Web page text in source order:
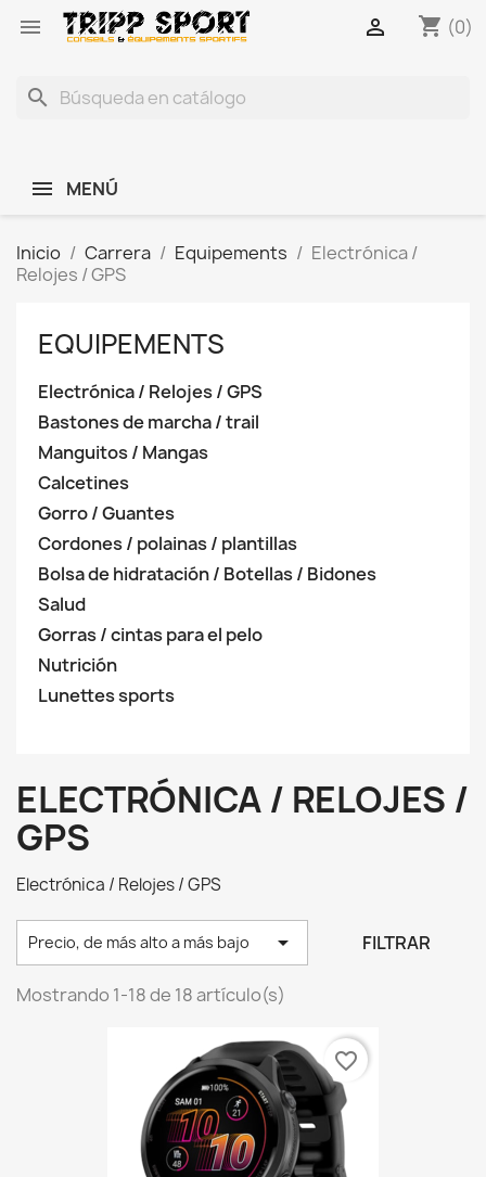
 shopping_cart (0)

search
MENÚ
Inicio Carrera Equipements
Electrónica /
Relojes / GPS
EQUIPEMENTS
Electrónica / Relojes / GPS
Bastones de marcha / trail
Manguitos / Mangas
Calcetines
Gorro / Guantes
Cordones / polainas / plantillas
Bolsa de hidratación / Botellas / Bidones
Salud
Gorras / cintas para el pelo
Nutrición
Lunettes sports
ELECTRÓNICA / RELOJES /
GPS
Electrónica / Relojes / GPS
Precio, de más alto a más bajo  FILTRAR
Mostrando 1-18 de 18 artículo(s)
favorite_border